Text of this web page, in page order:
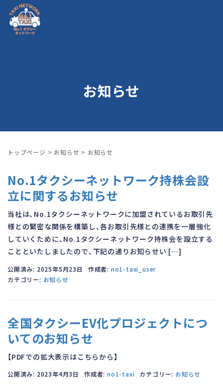
お知らせ
トップページ > お知らせ > お知らせ
No.1タクシーネットワーク持株会設
立に関するお知らせ
当社は、No.1タクシーネットワークに加盟されているお取引先
様との緊密な関係を構築し、各お取引先様との連携を一層強化
していくために、No.1タクシーネットワーク持株会を設立する
ことといたしましたので、下記の通りお知らせい […]
公開済み: 2025年5月23日 作成者: no1-taxi_user
カテゴリー: お知らせ
全国タクシーEV化プロジェクトにつ
いてのお知らせ
【PDFでの拡大表示はこちらから】
公開済み: 2023年4月3日 作成者: no1-taxi カテゴリー: お知らせ